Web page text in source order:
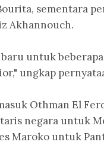
sementara
Akhannouch.
untuk
ungkap
Othman El
negara untuk
Maroko untuk